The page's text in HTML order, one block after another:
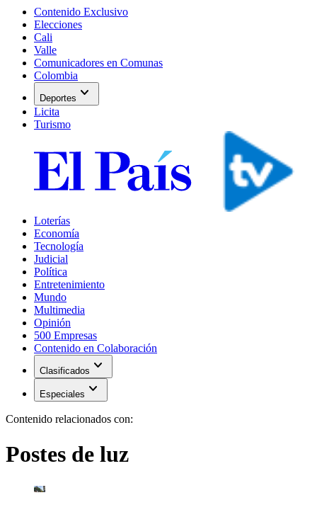
Contenido Exclusivo
Elecciones
Cali
Valle
Comunicadores en Comunas
Colombia
Deportes expand_more
Licita
Turismo
Loterías
Economía
Tecnología
Judicial
Política
Entretenimiento
Mundo
Multimedia
Opinión
500 Empresas
Contenido en Colaboración
Clasificados expand_more
Especiales expand_more
Contenido relacionados con:
Postes de luz